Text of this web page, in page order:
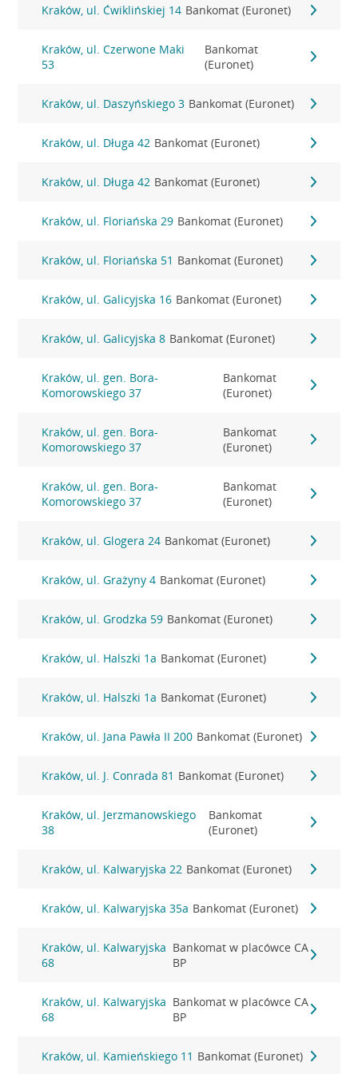
Kraków, ul. Ćwiklińskiej 14 Bankomat (Euronet)
Kraków, ul. Czerwone Maki
53
Bankomat
(Euronet)
Kraków, ul. Daszyńskiego 3 Bankomat (Euronet)
Kraków, ul. Długa 42 Bankomat (Euronet)
Kraków, ul. Długa 42 Bankomat (Euronet)
Kraków, ul. Floriańska 29 Bankomat (Euronet)
Kraków, ul. Floriańska 51 Bankomat (Euronet)
Kraków, ul. Galicyjska 16 Bankomat (Euronet)
Kraków, ul. Galicyjska 8 Bankomat (Euronet)
Kraków, ul. gen. Bora-
Komorowskiego 37
Bankomat
(Euronet)
Kraków, ul. gen. Bora-
Komorowskiego 37
Bankomat
(Euronet)
Kraków, ul. gen. Bora-
Komorowskiego 37
Bankomat
(Euronet)
Kraków, ul. Glogera 24 Bankomat (Euronet)
Kraków, ul. Grażyny 4 Bankomat (Euronet)
Kraków, ul. Grodzka 59 Bankomat (Euronet)
Kraków, ul. Halszki 1a Bankomat (Euronet)
Kraków, ul. Halszki 1a Bankomat (Euronet)
Kraków, ul. Jana Pawła II 200 Bankomat (Euronet)
Kraków, ul. J. Conrada 81 Bankomat (Euronet)
Kraków, ul. Jerzmanowskiego
38
Bankomat
(Euronet)
Kraków, ul. Kalwaryjska 22 Bankomat (Euronet)
Kraków, ul. Kalwaryjska 35a Bankomat (Euronet)
Kraków, ul. Kalwaryjska
68
Bankomat w placówce CA
BP
Kraków, ul. Kalwaryjska
68
Bankomat w placówce CA
BP
Kraków, ul. Kamieńskiego 11 Bankomat (Euronet)